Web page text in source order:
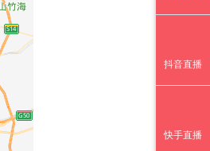
抖音直播
快手直播